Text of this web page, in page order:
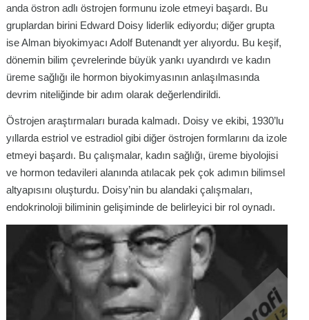
anda östron adlı östrojen formunu izole etmeyi başardı. Bu
gruplardan birini Edward Doisy liderlik ediyordu; diğer grupta
ise Alman biyokimyacı Adolf Butenandt yer alıyordu. Bu keşif,
dönemin bilim çevrelerinde büyük yankı uyandırdı ve kadın
üreme sağlığı ile hormon biyokimyasının anlaşılmasında
devrim niteliğinde bir adım olarak değerlendirildi.
Östrojen araştırmaları burada kalmadı. Doisy ve ekibi, 1930’lu
yıllarda estriol ve estradiol gibi diğer östrojen formlarını da izole
etmeyi başardı. Bu çalışmalar, kadın sağlığı, üreme biyolojisi
ve hormon tedavileri alanında atılacak pek çok adımın bilimsel
altyapısını oluşturdu. Doisy’nin bu alandaki çalışmaları,
endokrinoloji biliminin gelişiminde de belirleyici bir rol oynadı.